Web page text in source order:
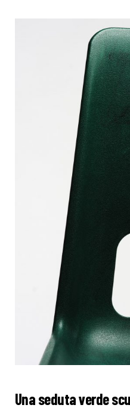
Una seduta verde